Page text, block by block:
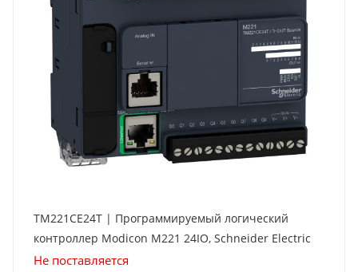
TM221CE24T | Программируемый логический
контроллер Modicon M221 24IO, Schneider Electric
Не поставляется